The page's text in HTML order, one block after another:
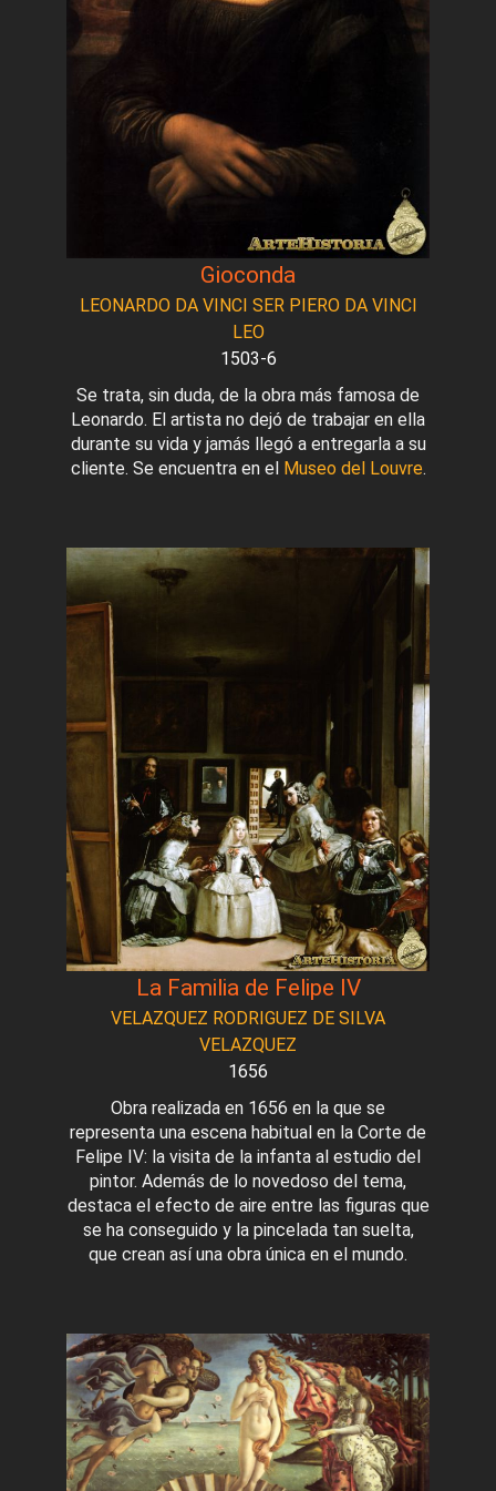
Gioconda
LEONARDO DA VINCI SER PIERO DA VINCI
LEO
1503-6
Se trata, sin duda, de la obra más famosa de
Leonardo. El artista no dejó de trabajar en ella
durante su vida y jamás llegó a entregarla a su
cliente. Se encuentra en el Museo del Louvre.
La Familia de Felipe IV
VELAZQUEZ RODRIGUEZ DE SILVA
VELAZQUEZ
1656
Obra realizada en 1656 en la que se
representa una escena habitual en la Corte de
Felipe IV: la visita de la infanta al estudio del
pintor. Además de lo novedoso del tema,
destaca el efecto de aire entre las figuras que
se ha conseguido y la pincelada tan suelta,
que crean así una obra única en el mundo.